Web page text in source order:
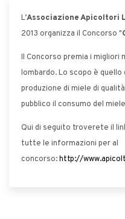
L’Associazione Apicoltori
2013 organizza il Concorso "
Il Concorso premia i
lombardo. Lo scopo è
produzione di miele di
pubblico il consumo del
Qui di seguito troverete il
tutte le informazioni per al
concorso:http://